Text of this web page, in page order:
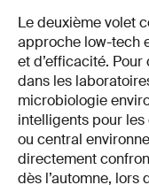
Le deuxième volet
approche low-tech
et d’efficacité.
dans les
microbiologie
intelligents pour les
ou central
directement
dès l’automne, lors